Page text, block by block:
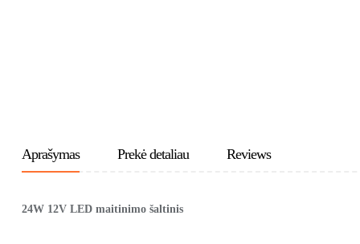
Aprašymas Prekė detaliau Reviews
24W 12V LED maitinimo šaltinis